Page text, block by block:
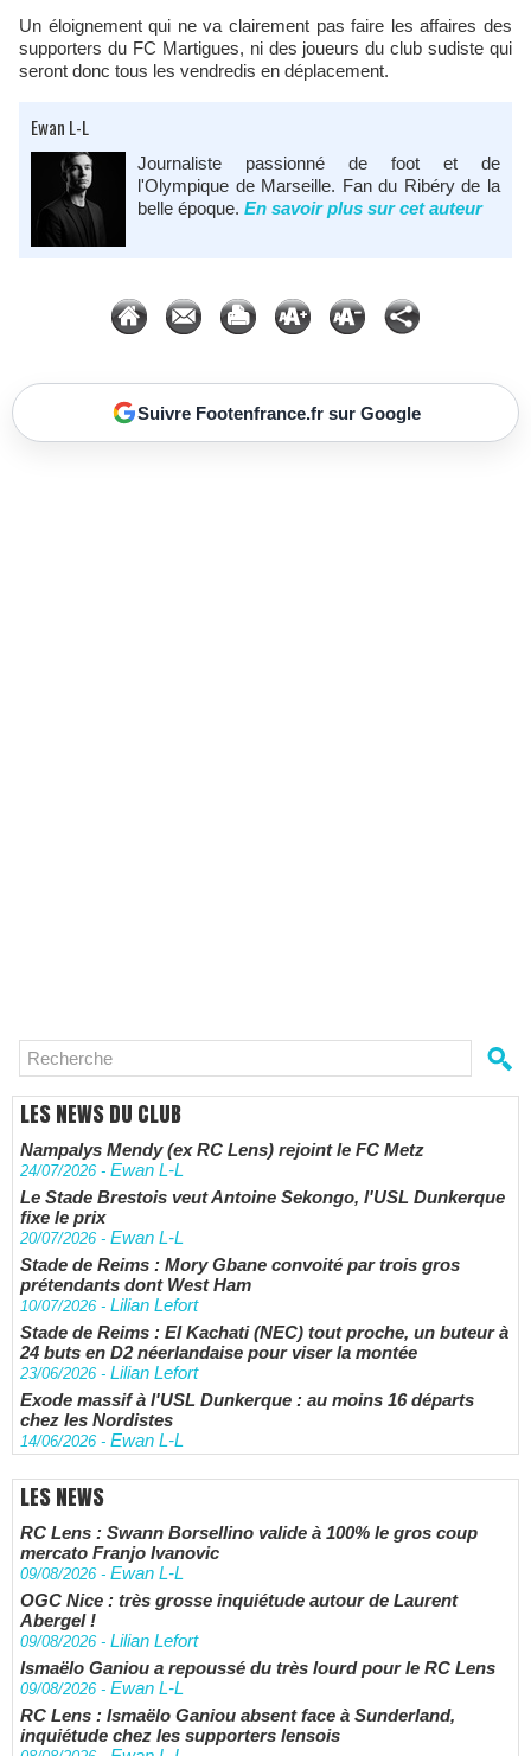
Un éloignement qui ne va clairement pas faire les affaires des
supporters du FC Martigues, ni des joueurs du club sudiste qui
seront donc tous les vendredis en déplacement.
Ewan L-L
Journaliste passionné de foot et de
l'Olympique de Marseille. Fan du Ribéry de la
belle époque. En savoir plus sur cet auteur
Suivre Footenfrance.fr sur Google
LES NEWS DU CLUB
Nampalys Mendy (ex RC Lens) rejoint le FC Metz
24/07/2026 - Ewan L-L
Le Stade Brestois veut Antoine Sekongo, l'USL Dunkerque
fixe le prix
20/07/2026 - Ewan L-L
Stade de Reims : Mory Gbane convoité par trois gros
prétendants dont West Ham
10/07/2026 - Lilian Lefort
Stade de Reims : El Kachati (NEC) tout proche, un buteur à
24 buts en D2 néerlandaise pour viser la montée
23/06/2026 - Lilian Lefort
Exode massif à l'USL Dunkerque : au moins 16 départs
chez les Nordistes
14/06/2026 - Ewan L-L
LES NEWS
RC Lens : Swann Borsellino valide à 100% le gros coup
mercato Franjo Ivanovic
09/08/2026 - Ewan L-L
OGC Nice : très grosse inquiétude autour de Laurent
Abergel !
09/08/2026 - Lilian Lefort
Ismaëlo Ganiou a repoussé du très lourd pour le RC Lens
09/08/2026 - Ewan L-L
RC Lens : Ismaëlo Ganiou absent face à Sunderland,
inquiétude chez les supporters lensois